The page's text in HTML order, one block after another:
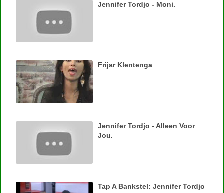
Jennifer Tordjo - Moni.
Frijar Klentenga
Jennifer Tordjo - Alleen Voor
Jou.
Tap A Bankstel: Jennifer Tordjo